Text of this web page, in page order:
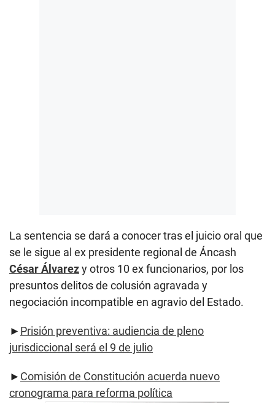
La sentencia se dará a conocer tras el juicio oral que
se le sigue al ex presidente regional de Áncash
César Álvarezy otros 10 ex funcionarios, por los
presuntos delitos de colusión agravada y
negociación incompatible en agravio del Estado.
► Prisión preventiva: audiencia de pleno
jurisdiccional será el 9 de julio
► Comisión de Constitución acuerda nuevo
cronograma para reforma política